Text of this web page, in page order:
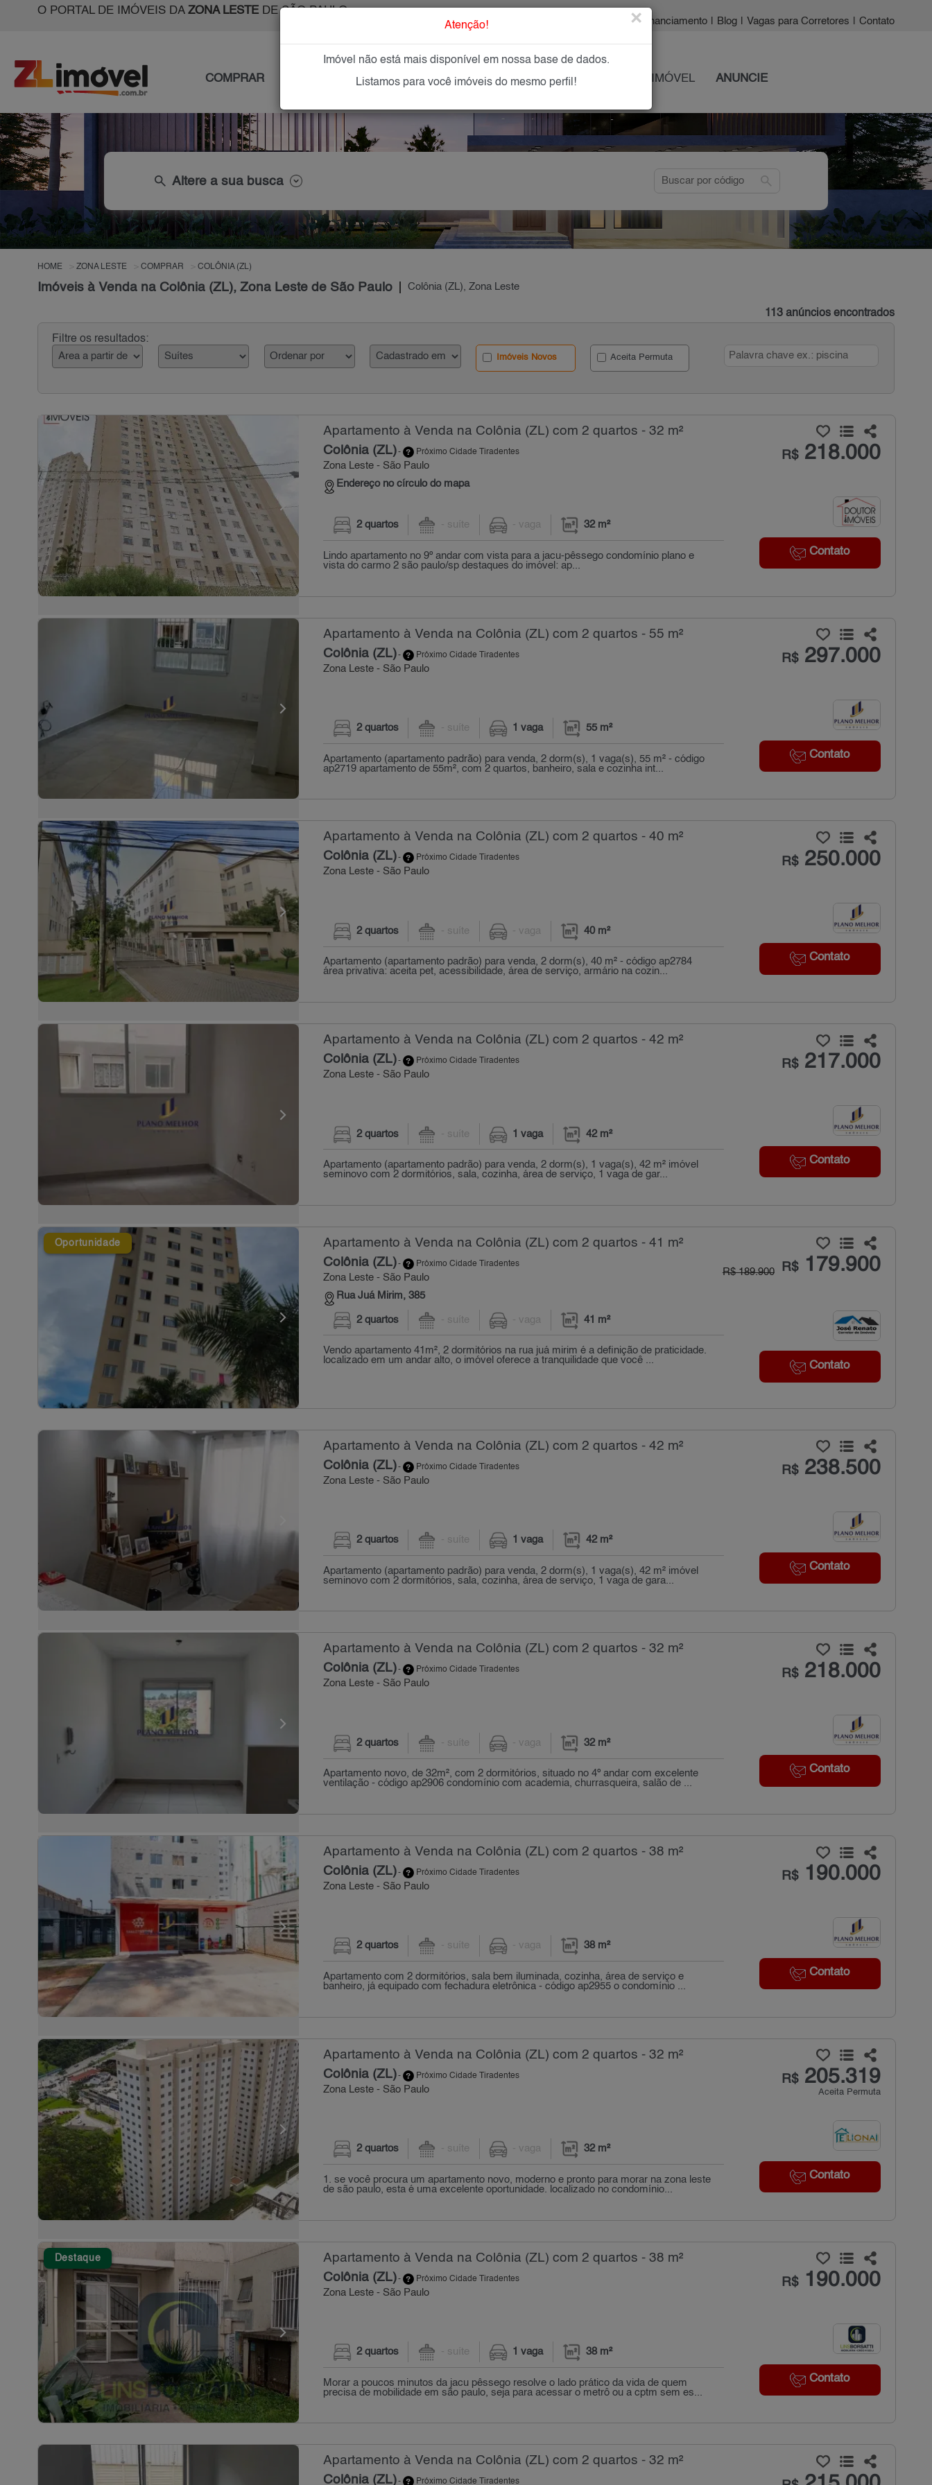
O PORTAL DE IMÓVEIS DA ZONA LESTEDE SÃO PAULO
| Financiamento Blog Vagas para Corretores Contato
COMPRAR IMÓVEIS NOVOS IMOBILIÁRIAS OFEREÇA SEU IMÓVEL ANUNCIE
search Altere a sua busca search
HOME ZONA LESTE COMPRAR COLÔNIA (ZL)
Imóveis à Venda na Colônia (ZL), Zona Leste de São Paulo Colônia (ZL), Zona Leste
113 anúncios encontrados
Filtre os resultados:
Imóveis Novos Aceita Permuta
Apartamento à Venda na Colônia (ZL) com 2 quartos - 32 m²
Colônia (ZL)- Próximo Cidade Tiradentes
Zona Leste - São Paulo
Endereço no círculo do mapa
R$218.000
Contato
2 quartos - suíte - vaga 32 m²
Lindo apartamento no 9º andar com vista para a jacu-pêssego condomínio plano e
vista do carmo 2 são paulo/sp destaques do imóvel: ap...
Apartamento à Venda na Colônia (ZL) com 2 quartos - 55 m²
Colônia (ZL)- Próximo Cidade Tiradentes
Zona Leste - São Paulo
R$297.000
Contato
2 quartos - suíte 1 vaga 55 m²
Apartamento (apartamento padrão) para venda, 2 dorm(s), 1 vaga(s), 55 m² - código
ap2719 apartamento de 55m², com 2 quartos, banheiro, sala e cozinha int...
Apartamento à Venda na Colônia (ZL) com 2 quartos - 40 m²
Colônia (ZL)- Próximo Cidade Tiradentes
Zona Leste - São Paulo
R$250.000
Contato
2 quartos - suíte - vaga 40 m²
Apartamento (apartamento padrão) para venda, 2 dorm(s), 40 m² - código ap2784
área privativa: aceita pet, acessibilidade, área de serviço, armário na cozin...
Apartamento à Venda na Colônia (ZL) com 2 quartos - 42 m²
Colônia (ZL)- Próximo Cidade Tiradentes
Zona Leste - São Paulo
R$217.000
Contato
2 quartos - suíte 1 vaga 42 m²
Apartamento (apartamento padrão) para venda, 2 dorm(s), 1 vaga(s), 42 m² imóvel
seminovo com 2 dormitórios, sala, cozinha, área de serviço, 1 vaga de gar...
Oportunidade Apartamento à Venda na Colônia (ZL) com 2 quartos - 41 m²
Colônia (ZL)- Próximo Cidade Tiradentes
Zona Leste - São Paulo
Rua Juá Mirim, 385
R$179.900
R$ 189.900
Contato
2 quartos - suíte - vaga 41 m²
Vendo apartamento 41m², 2 dormitórios na rua juá mirim é a definição de praticidade.
localizado em um andar alto, o imóvel oferece a tranquilidade que você ...
Apartamento à Venda na Colônia (ZL) com 2 quartos - 42 m²
Colônia (ZL)- Próximo Cidade Tiradentes
Zona Leste - São Paulo
R$238.500
Contato
2 quartos - suíte 1 vaga 42 m²
Apartamento (apartamento padrão) para venda, 2 dorm(s), 1 vaga(s), 42 m² imóvel
seminovo com 2 dormitórios, sala, cozinha, área de serviço, 1 vaga de gara...
Apartamento à Venda na Colônia (ZL) com 2 quartos - 32 m²
Colônia (ZL)- Próximo Cidade Tiradentes
Zona Leste - São Paulo
R$218.000
Contato
2 quartos - suíte - vaga 32 m²
Apartamento novo, de 32m², com 2 dormitórios, situado no 4º andar com excelente
ventilação - código ap2906 condomínio com academia, churrasqueira, salão de ...
Apartamento à Venda na Colônia (ZL) com 2 quartos - 38 m²
Colônia (ZL)- Próximo Cidade Tiradentes
Zona Leste - São Paulo
R$190.000
Contato
2 quartos - suíte - vaga 38 m²
Apartamento com 2 dormitórios, sala bem iluminada, cozinha, área de serviço e
banheiro, já equipado com fechadura eletrônica - código ap2955 o condomínio ...
Apartamento à Venda na Colônia (ZL) com 2 quartos - 32 m²
Colônia (ZL)- Próximo Cidade Tiradentes
Zona Leste - São Paulo
R$205.319
Aceita Permuta
Contato
2 quartos - suíte - vaga 32 m²
1. se você procura um apartamento novo, moderno e pronto para morar na zona leste
de são paulo, esta é uma excelente oportunidade. localizado no condomínio...
Destaque Apartamento à Venda na Colônia (ZL) com 2 quartos - 38 m²
Colônia (ZL)- Próximo Cidade Tiradentes
Zona Leste - São Paulo
R$190.000
Contato
2 quartos - suíte 1 vaga 38 m²
Morar a poucos minutos da jacu pêssego resolve o lado prático da vida de quem
precisa de mobilidade em são paulo, seja para acessar o metrô ou a cptm sem es...
Apartamento à Venda na Colônia (ZL) com 2 quartos - 32 m²
Colônia (ZL)- Próximo Cidade Tiradentes
Atenção! ×
Imóvel não está mais disponível em nossa base de dados.
Listamos para você imóveis do mesmo perfil!